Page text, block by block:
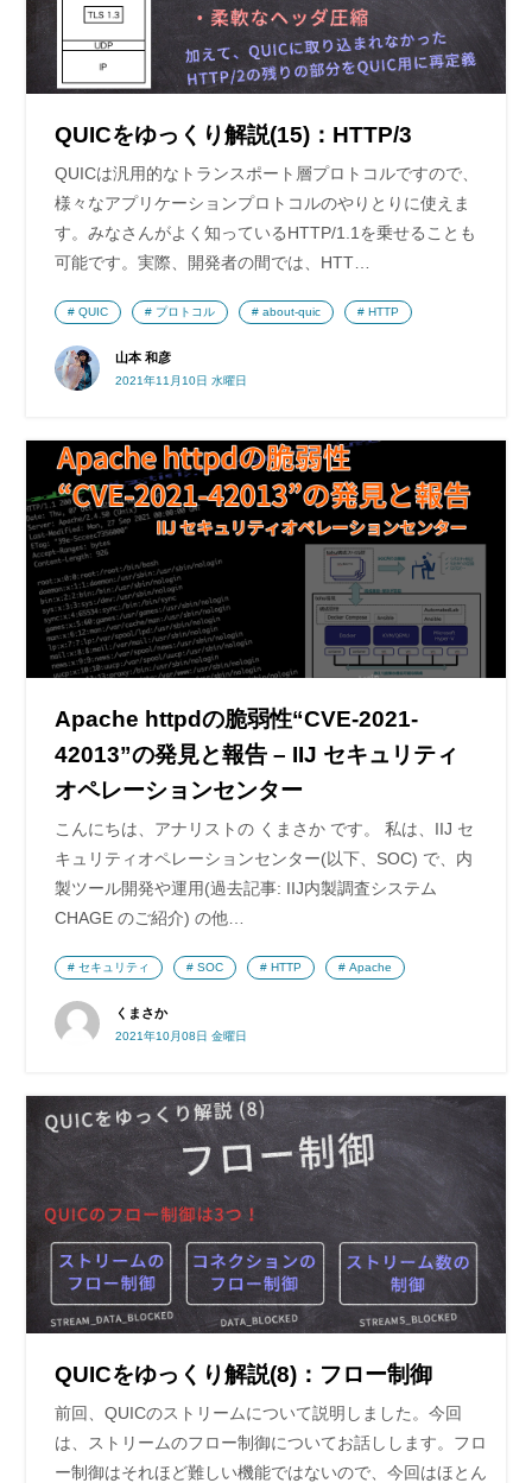
QUICをゆっくり解説(15)：HTTP/3
QUICは汎用的なトランスポート層プロトコルですので、
様々なアプリケーションプロトコルのやりとりに使えま
す。みなさんがよく知っているHTTP/1.1を乗せることも
可能です。実際、開発者の間では、HTT…
山本 和彦
2021年11月10日 水曜日
QUIC プロトコル about-quic HTTP
Apache httpdの脆弱性“CVE-2021-
42013”の発見と報告 – IIJ セキュリティ
オペレーションセンター
こんにちは、アナリストの くまさか です。 私は、IIJ セ
キュリティオペレーションセンター(以下、SOC) で、内
製ツール開発や運用(過去記事: IIJ内製調査システム
CHAGE のご紹介) の他…
くまさか
2021年10月08日 金曜日
セキュリティ SOC HTTP Apache
QUICをゆっくり解説(8)：フロー制御
前回、QUICのストリームについて説明しました。今回
は、ストリームのフロー制御についてお話しします。フロ
ー制御はそれほど難しい機能ではないので、今回はほとん